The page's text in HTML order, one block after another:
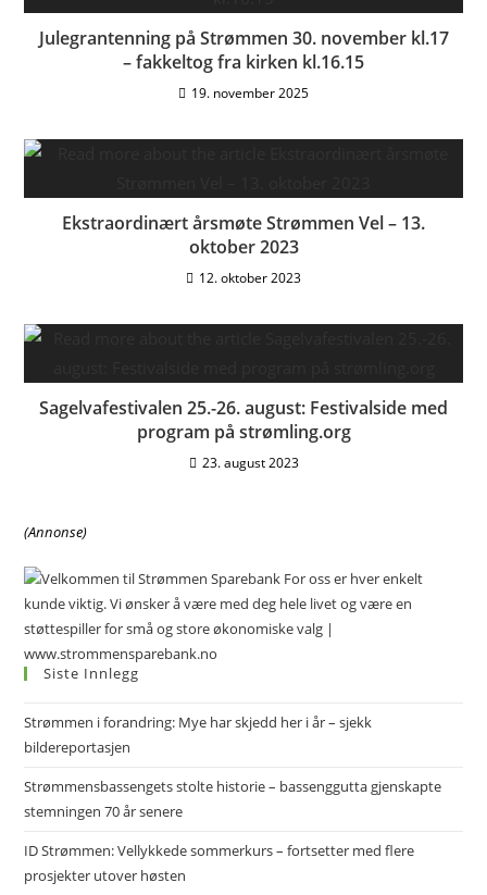
Julegrantenning på Strømmen 30. november kl.17
– fakkeltog fra kirken kl.16.15
19. november 2025
Ekstraordinært årsmøte Strømmen Vel – 13.
oktober 2023
12. oktober 2023
Sagelvafestivalen 25.-26. august: Festivalside med
program på strømling.org
23. august 2023
(Annonse)
Siste Innlegg
Strømmen i forandring: Mye har skjedd her i år – sjekk
bildereportasjen
Strømmensbassengets stolte historie – bassenggutta gjenskapte
stemningen 70 år senere
ID Strømmen: Vellykkede sommerkurs – fortsetter med flere
prosjekter utover høsten